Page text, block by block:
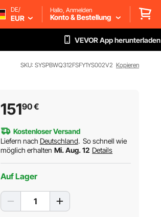
DE/
EUR
Hallo, Anmelden
Konto & Bestellung
VEVOR App herunterladen
SKU: SYSPBWQ312FSFY1YS002V2 Kopieren
15190€
Kostenloser Versand
Liefern nach Deutschland. So schnell wie
möglich erhalten Mi. Aug. 12 Details
Auf Lager